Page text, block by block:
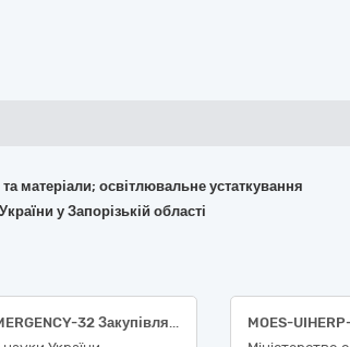
та матеріали; освітлювальне устаткування
у Запорізькій області
MOES-UIHERP-C3-EMERGENCY-32 Закупівля генераторів та систем накопичення електричної енергії